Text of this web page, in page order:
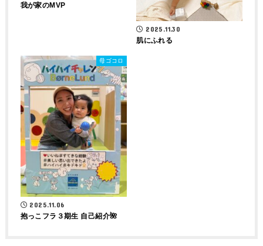
我が家のMVP
2025.11.30
肌にふれる
母ゴコロ
2025.11.06
抱っこフラ３期生 自己紹介🌺